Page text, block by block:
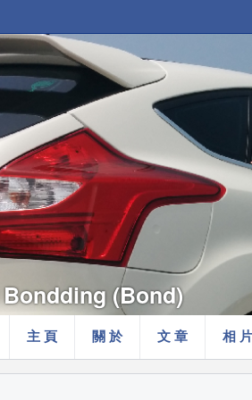
主 頁 關 於 文 章 相 片
Bondding (Bond)